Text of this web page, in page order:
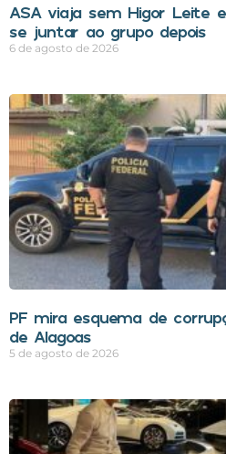
ASA viaja sem Higor Leite
se juntar ao grupo depois
6 de agosto de 2026
PF mira esquema de
de Alagoas
5 de agosto de 2026